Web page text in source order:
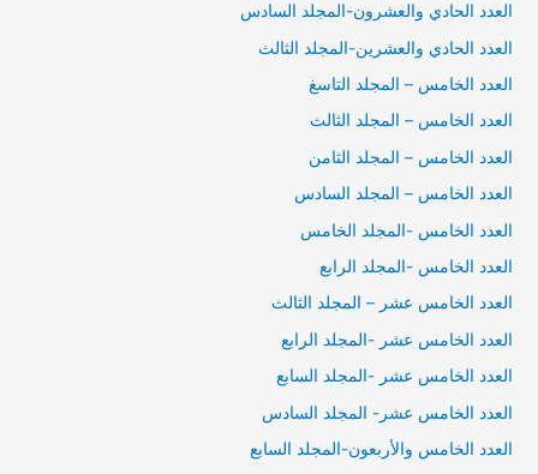
العدد الحادي والعشرون-المجلد السادس
العدد الحادي والعشرين-المجلد الثالث
العدد الخامس – المجلد التاسغ
العدد الخامس – المجلد الثالث
العدد الخامس – المجلد الثامن
العدد الخامس – المجلد السادس
العدد الخامس -المجلد الخامس
العدد الخامس -المجلد الرابع
العدد الخامس عشر – المجلد الثالث
العدد الخامس عشر -المجلد الرابع
العدد الخامس عشر -المجلد السابع
العدد الخامس عشر- المجلد السادس
العدد الخامس والأربعون-المجلد السابع